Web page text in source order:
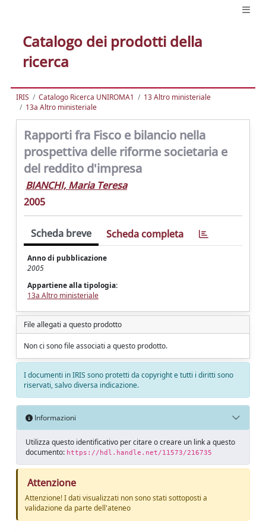
Catalogo dei prodotti della
ricerca
IRIS Catalogo Ricerca UNIROMA1
13 Altro ministeriale
13a Altro ministeriale
Rapporti fra Fisco e bilancio nella
prospettiva delle riforme societaria e
del reddito d'impresa
BIANCHI, Maria Teresa
2005
Scheda breve Scheda completa
Anno di pubblicazione
2005
Appartiene alla tipologia:
13a Altro ministeriale
File allegati a questo prodotto
Non ci sono file associati a questo prodotto.
I documenti in IRIS sono protetti da copyright e tutti i diritti sono
riservati, salvo diversa indicazione.
Informazioni
Utilizza questo identificativo per citare o creare un link a questo
documento: https://hdl.handle.net/11573/216735
Attenzione
Attenzione! I dati visualizzati non sono stati sottoposti a
validazione da parte dell'ateneo